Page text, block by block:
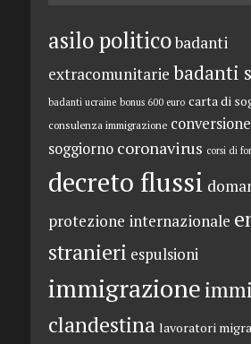
asilo politicobadanti
extracomunitarie badanti
badanti ucraine bonus 600 euro carta di
consulenza immigrazione
soggiorno coronavirus corsi di
decreto flussi
protezione internazionale
stranieri espulsioni
immigrazione
clandestina lavoratori